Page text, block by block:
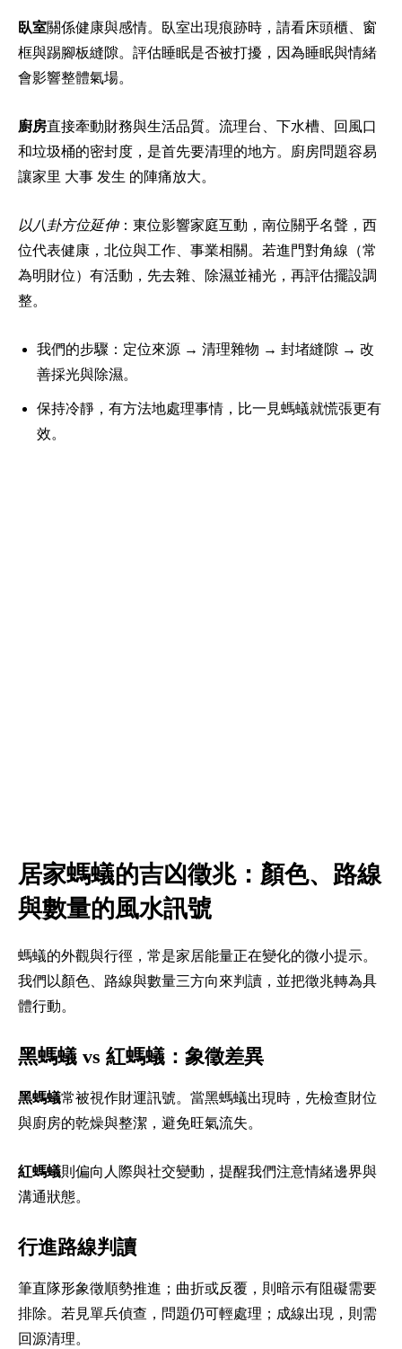
臥室關係健康與感情。臥室出現痕跡時，請看床頭櫃、窗
框與踢腳板縫隙。評估睡眠是否被打擾，因為睡眠與情緒
會影響整體氣場。
廚房直接牽動財務與生活品質。流理台、下水槽、回風口
和垃圾桶的密封度，是首先要清理的地方。廚房問題容易
讓家里 大事 发生 的陣痛放大。
以八卦方位延伸：東位影響家庭互動，南位關乎名聲，西
位代表健康，北位與工作、事業相關。若進門對角線（常
為明財位）有活動，先去雜、除濕並補光，再評估擺設調
整。
我們的步驟：定位來源 → 清理雜物 → 封堵縫隙 → 改
善採光與除濕。
保持冷靜，有方法地處理事情，比一見螞蟻就慌張更有
效。
居家螞蟻的吉凶徵兆：顏色、路線
與數量的風水訊號
螞蟻的外觀與行徑，常是家居能量正在變化的微小提示。
我們以顏色、路線與數量三方向來判讀，並把徵兆轉為具
體行動。
黑螞蟻 vs 紅螞蟻：象徵差異
黑螞蟻常被視作財運訊號。當黑螞蟻出現時，先檢查財位
與廚房的乾燥與整潔，避免旺氣流失。
紅螞蟻則偏向人際與社交變動，提醒我們注意情緒邊界與
溝通狀態。
行進路線判讀
筆直隊形象徵順勢推進；曲折或反覆，則暗示有阻礙需要
排除。若見單兵偵查，問題仍可輕處理；成線出現，則需
回源清理。